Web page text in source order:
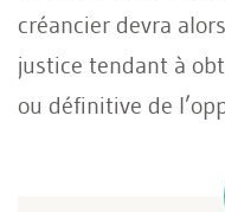
créancier devra
justice tendant à
ou définitive de